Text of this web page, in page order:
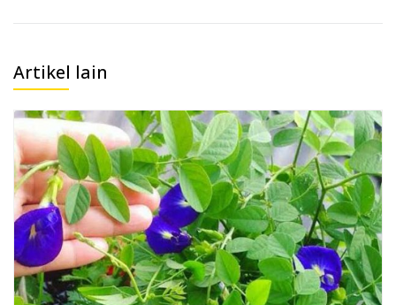
Artikel lain